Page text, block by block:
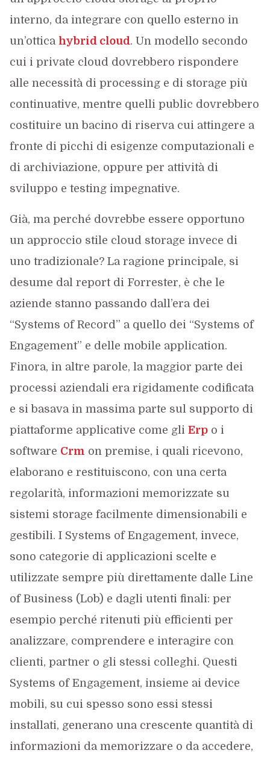
interno, da integrare con quello esterno in
un’ottica hybrid cloud. Un modello secondo
cui i private cloud dovrebbero rispondere
alle necessità di processing e di storage più
continuative, mentre quelli public dovrebbero
costituire un bacino di riserva cui attingere a
fronte di picchi di esigenze computazionali e
di archiviazione, oppure per attività di
sviluppo e testing impegnative.
Già, ma perché dovrebbe essere opportuno
un approccio stile cloud storage invece di
uno tradizionale? La ragione principale, si
desume dal report di Forrester, è che le
aziende stanno passando dall’era dei
“Systems of Record” a quello dei “Systems of
Engagement” e delle mobile application.
Finora, in altre parole, la maggior parte dei
processi aziendali era rigidamente codificata
e si basava in massima parte sul supporto di
piattaforme applicative come gli Erpo i
software Crm on premise, i quali ricevono,
elaborano e restituiscono, con una certa
regolarità, informazioni memorizzate su
sistemi storage facilmente dimensionabili e
gestibili. I Systems of Engagement, invece,
sono categorie di applicazioni scelte e
utilizzate sempre più direttamente dalle Line
of Business (Lob) e dagli utenti finali: per
esempio perché ritenuti più efficienti per
analizzare, comprendere e interagire con
clienti, partner o gli stessi colleghi. Questi
Systems of Engagement, insieme ai device
mobili, su cui spesso sono essi stessi
installati, generano una crescente quantità di
informazioni da memorizzare o da accedere,